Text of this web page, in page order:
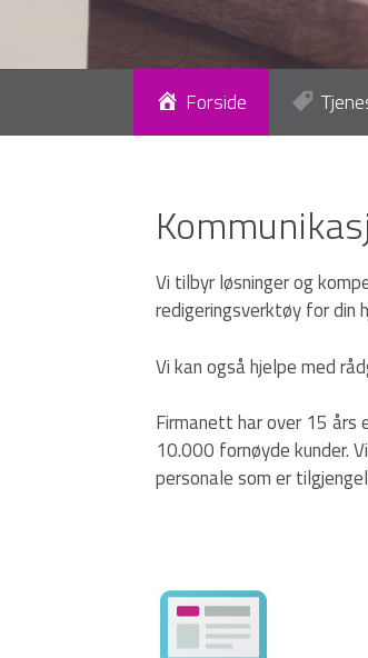
Forside
Vi tilbyr løsninger og
redigeringsverktøy for din
Vi kan også hjelpe med
Firmanett har over 15 års
10.000 fornøyde kunder.
personale som er